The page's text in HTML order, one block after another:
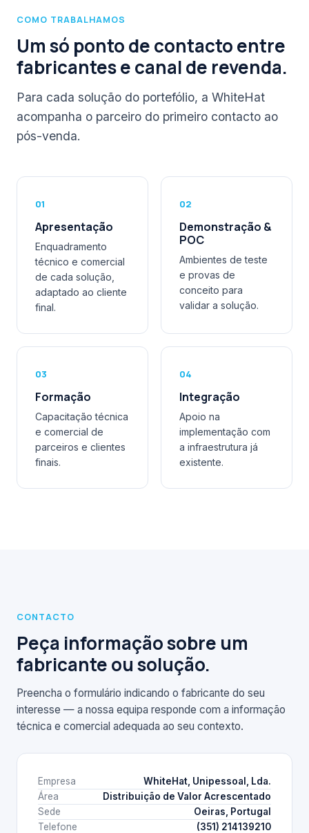
COMO TRABALHAMOS
Um só ponto de contacto entre
fabricantes e canal de revenda.
Para cada solução do portefólio, a WhiteHat
acompanha o parceiro do primeiro contacto ao
pós-venda.
01
Apresentação
Enquadramento
técnico e comercial
de cada solução,
adaptado ao cliente
final.
02
Demonstração &
POC
Ambientes de teste
e provas de
conceito para
validar a solução.
03
Formação
Capacitação técnica
e comercial de
parceiros e clientes
finais.
04
Integração
Apoio na
implementação com
a infraestrutura já
existente.
CONTACTO
Peça informação sobre um
fabricante ou solução.
Preencha o formulário indicando o fabricante do seu
interesse — a nossa equipa responde com a informação
técnica e comercial adequada ao seu contexto.
Empresa
WhiteHat, Unipessoal, Lda.
Área
Distribuição de Valor Acrescentado
Sede
Oeiras, Portugal
Telefone
(351) 214139210